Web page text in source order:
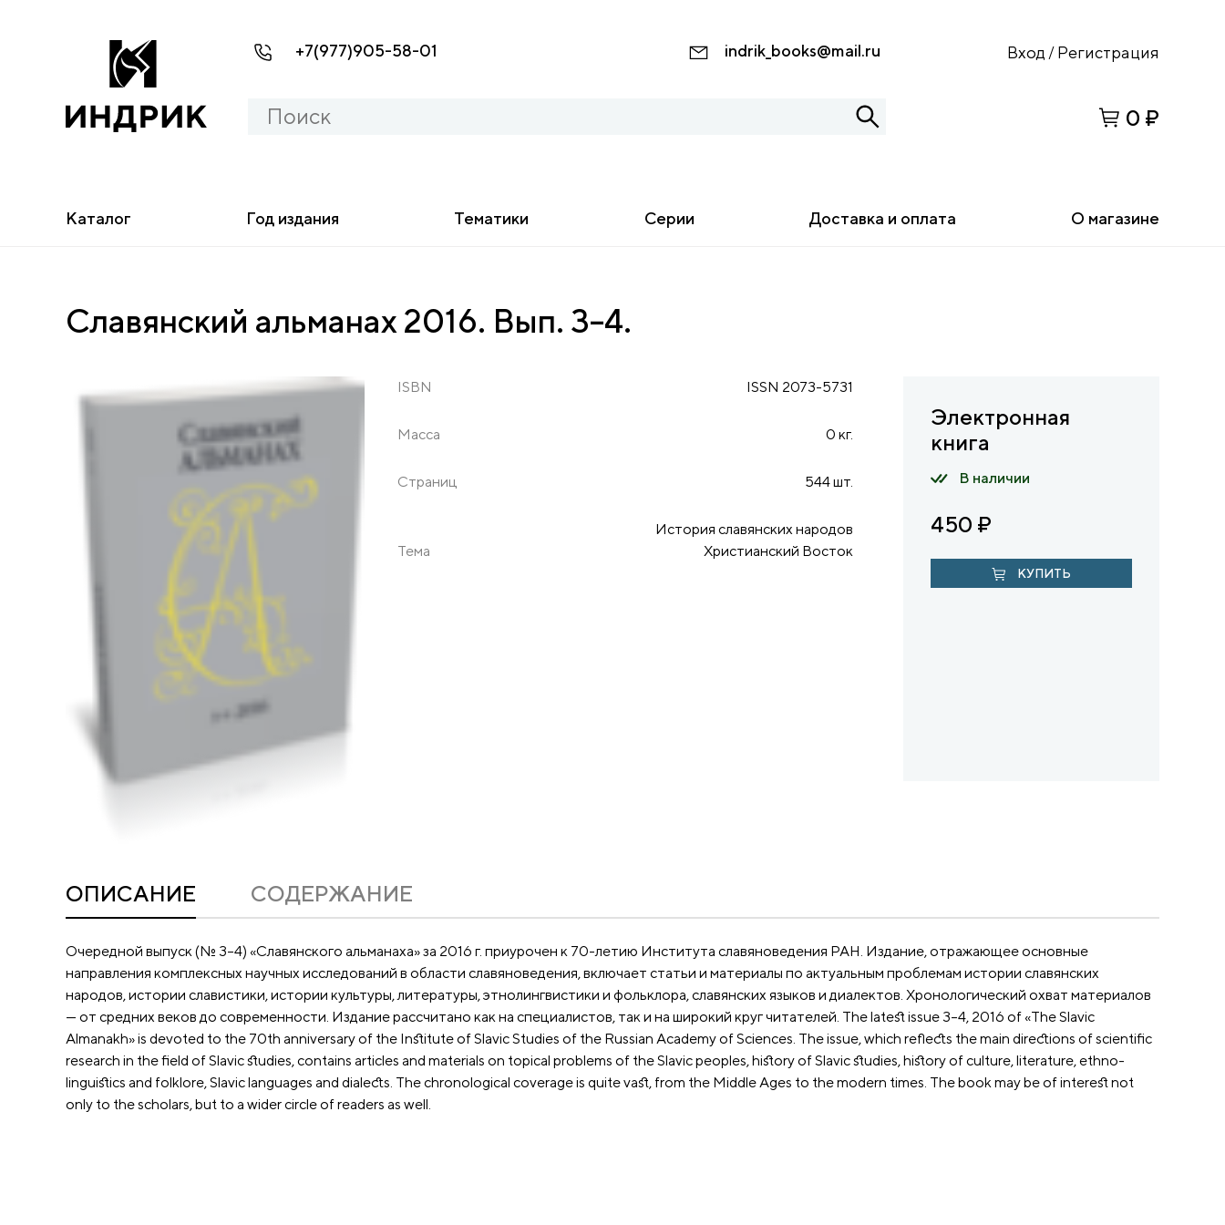
+7(977)905-58-01 indrik_books@mail.ru Вход / Регистрация
0 ₽
Каталог Год издания Тематики Серии Доставка и оплата О магазине
Славянский альманах 2016. Вып. 3–4.
ISBN ISSN 2073-5731
Масса 0 кг.
Страниц 544 шт.
Тема
История славянских народов
Христианский Восток
Электронная
книга
В наличии
450 ₽
КУПИТЬ
ОПИСАНИЕ CОДЕРЖАНИЕ
Очередной выпуск (№ 3–4) «Славянского альманаха» за 2016 г. приурочен к 70-летию Института славяноведения РАН. Издание, отражающее основные
направления комплексных научных исследований в области славяноведения, включает статьи и материалы по актуальным проблемам истории славянских
народов, истории славистики, истории культуры, литературы, этнолингвистики и фольклора, славянских языков и диалектов. Хронологический охват материалов
— от средних веков до современности. Издание рассчитано как на специалистов, так и на широкий круг читателей. The latest issue 3–4, 2016 of «The Slavic
Almanakh» is devoted to the 70th anniversary of the Institute of Slavic Studies of the Russian Academy of Sciences. The issue, which reflects the main directions of scientific
research in the field of Slavic studies, contains articles and materials on topical problems of the Slavic peoples, history of Slavic studies, history of culture, literature, ethno-
linguistics and folklore, Slavic languages and dialects. The chronological coverage is quite vast, from the Middle Ages to the modern times. The book may be of interest not
only to the scholars, but to a wider circle of readers as well.